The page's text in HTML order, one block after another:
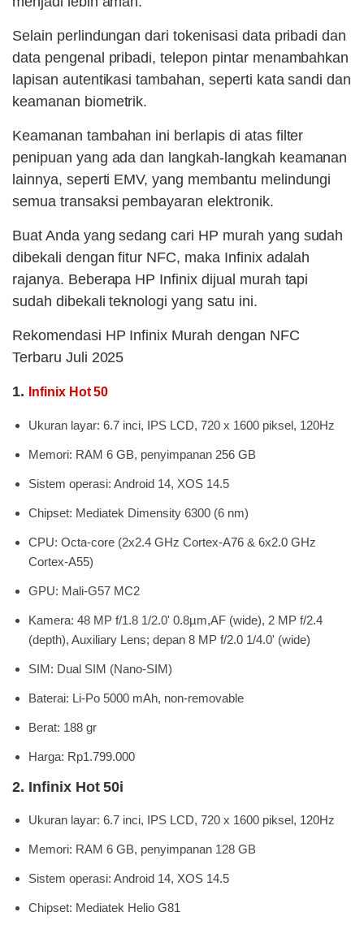
Selain perlindungan dari tokenisasi data pribadi dan
data pengenal pribadi, telepon pintar menambahkan
lapisan autentikasi tambahan, seperti kata sandi dan
keamanan biometrik.
Keamanan tambahan ini berlapis di atas filter
penipuan yang ada dan langkah-langkah keamanan
lainnya, seperti EMV, yang membantu melindungi
semua transaksi pembayaran elektronik.
Buat Anda yang sedang cari HP murah yang sudah
dibekali dengan fitur NFC, maka Infinix adalah
rajanya. Beberapa HP Infinix dijual murah tapi
sudah dibekali teknologi yang satu ini.
Rekomendasi HP Infinix Murah dengan NFC
Terbaru Juli 2025
1. Infinix Hot 50
Ukuran layar: 6.7 inci, IPS LCD, 720 x 1600 piksel, 120Hz
Memori: RAM 6 GB, penyimpanan 256 GB
Sistem operasi: Android 14, XOS 14.5
Chipset: Mediatek Dimensity 6300 (6 nm)
CPU: Octa-core (2x2.4 GHz Cortex-A76 & 6x2.0 GHz
Cortex-A55)
GPU: Mali-G57 MC2
Kamera: 48 MP f/1.8 1/2.0' 0.8µm,AF (wide), 2 MP f/2.4
(depth), Auxiliary Lens; depan 8 MP f/2.0 1/4.0' (wide)
SIM: Dual SIM (Nano-SIM)
Baterai: Li-Po 5000 mAh, non-removable
Berat: 188 gr
Harga: Rp1.799.000
2. Infinix Hot 50i
Ukuran layar: 6.7 inci, IPS LCD, 720 x 1600 piksel, 120Hz
Memori: RAM 6 GB, penyimpanan 128 GB
Sistem operasi: Android 14, XOS 14.5
Chipset: Mediatek Helio G81